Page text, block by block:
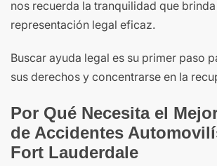
nos recuerda la tranquilidad que brinda
representación legal eficaz.
Buscar ayuda legal es su primer paso
sus derechos y concentrarse en la
Por Qué Necesita el
de Accidentes
Fort Lauderdale